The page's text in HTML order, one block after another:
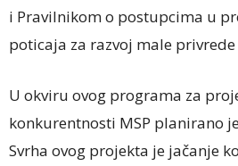
i Pravilnikom o postupcima u
poticaja za razvoj male
U okviru ovog programa za
konkurentnosti MSP planirano
Svrha ovog projekta je jačanje